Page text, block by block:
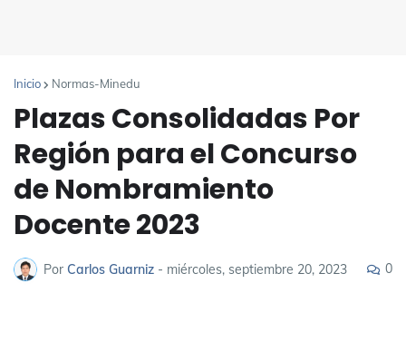
Inicio Normas-Minedu
Plazas Consolidadas Por
Región para el Concurso
de Nombramiento
Docente 2023
Por Carlos Guarniz - miércoles, septiembre 20, 2023 0